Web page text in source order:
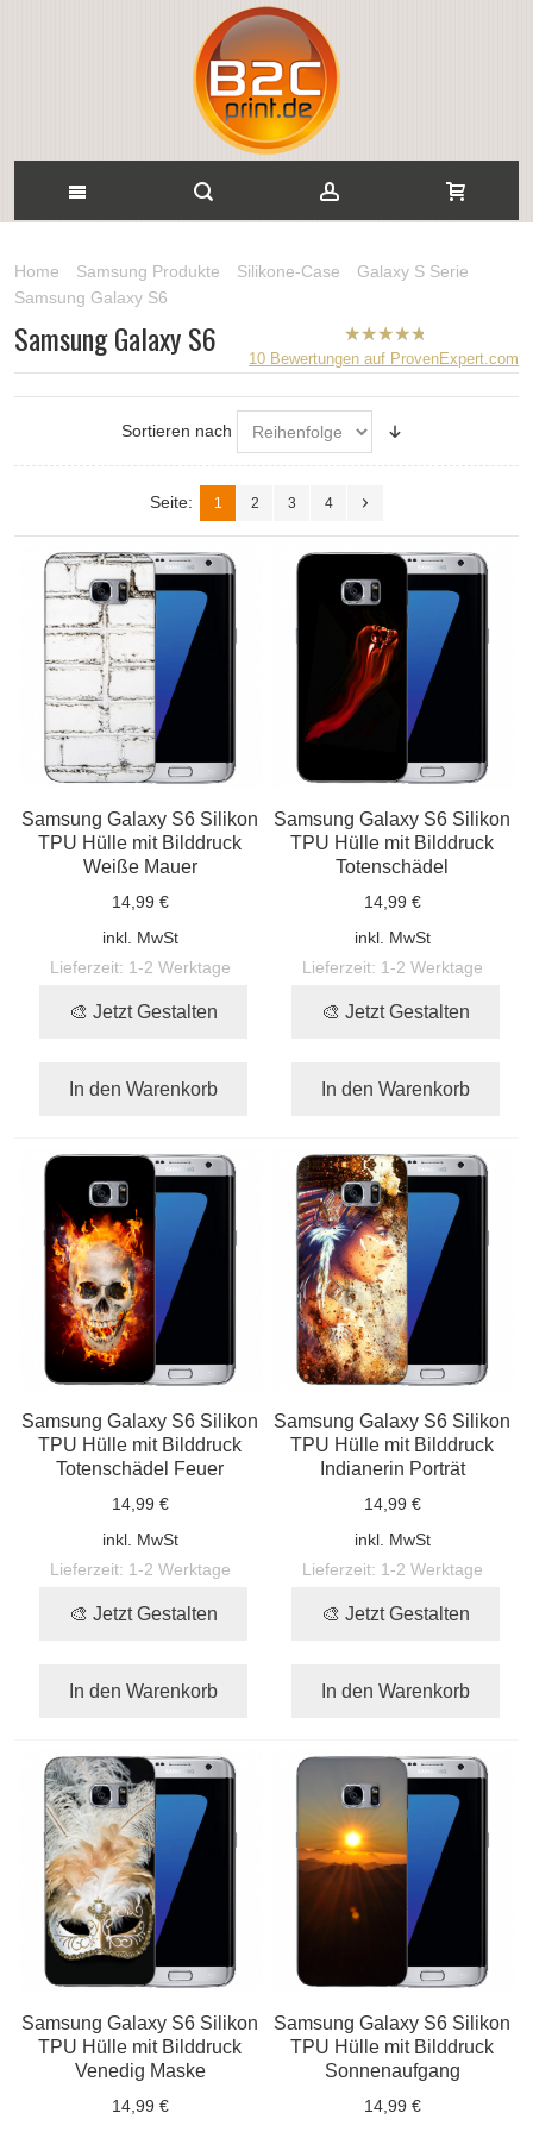
Home Samsung Produkte Silikone-Case
Galaxy S Serie
Samsung Galaxy S6
B2CPrint
hat5von
5
Sternen |
10 Bewertungen auf ProvenExpert.com
Samsung Galaxy S6
Sortieren nach
Seite: 1 2 3 4
Samsung Galaxy S6 Silikon
TPU Hülle mit Bilddruck
Weiße Mauer
14,99 €
inkl. MwSt
Lieferzeit: 1-2 Werktage
🎨 Jetzt Gestalten
In den Warenkorb
Samsung Galaxy S6 Silikon
TPU Hülle mit Bilddruck
Totenschädel
14,99 €
inkl. MwSt
Lieferzeit: 1-2 Werktage
🎨 Jetzt Gestalten
In den Warenkorb
Samsung Galaxy S6 Silikon
TPU Hülle mit Bilddruck
Totenschädel Feuer
14,99 €
inkl. MwSt
Lieferzeit: 1-2 Werktage
🎨 Jetzt Gestalten
In den Warenkorb
Samsung Galaxy S6 Silikon
TPU Hülle mit Bilddruck
Indianerin Porträt
14,99 €
inkl. MwSt
Lieferzeit: 1-2 Werktage
🎨 Jetzt Gestalten
In den Warenkorb
Samsung Galaxy S6 Silikon
TPU Hülle mit Bilddruck
Venedig Maske
14,99 €
Samsung Galaxy S6 Silikon
TPU Hülle mit Bilddruck
Sonnenaufgang
14,99 €